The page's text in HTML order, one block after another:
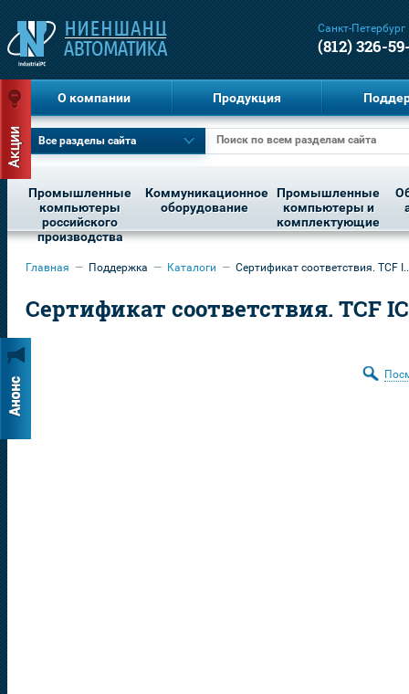
Санкт-Петербург
(812) 326-
О компании Продукция
Все разделы сайта
Промышленные
компьютеры
российского
производства
Коммуникационное
оборудование
Промышленные
компьютеры и
комплектующие
Главная — Поддержка — Каталоги — Сертификат соответствия. TCF
Сертификат соответствия. TCF